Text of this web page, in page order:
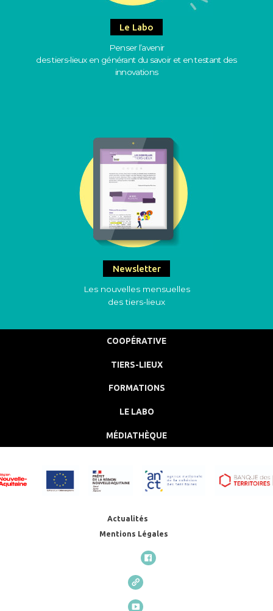
Le Labo
Penser l’avenir
des tiers-lieux en générant du savoir et en testant des
innovations
Newsletter
Les nouvelles mensuelles
des tiers-lieux
COOPÉRATIVE
TIERS-LIEUX
FORMATIONS
LE LABO
MÉDIATHÈQUE
Actualités
Mentions Légales